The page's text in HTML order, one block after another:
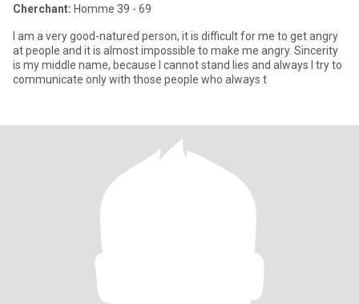
Cherchant: Homme 39 - 69
I am a very good-natured person, it is difficult for me to get angry
at people and it is almost impossible to make me angry. Sincerity
is my middle name, because I cannot stand lies and always I try to
communicate only with those people who always t